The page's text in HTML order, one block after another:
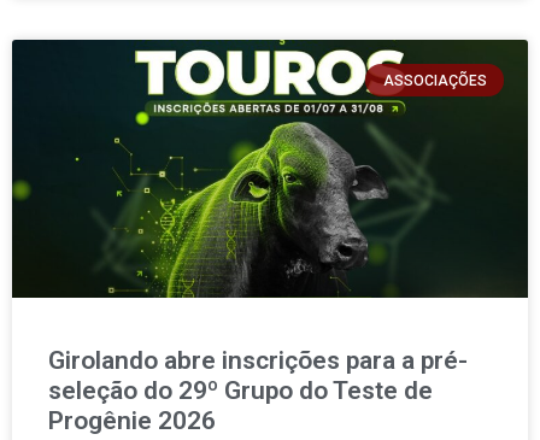
ASSOCIAÇÕES
Girolando abre inscrições para a pré-
seleção do 29º Grupo do Teste de
Progênie 2026